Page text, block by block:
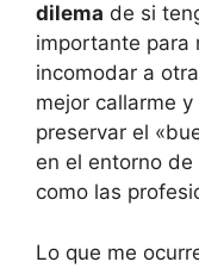
dilema de si
importante para
incomodar a
mejor callarme
preservar el
en el entorno
como las
Lo que me